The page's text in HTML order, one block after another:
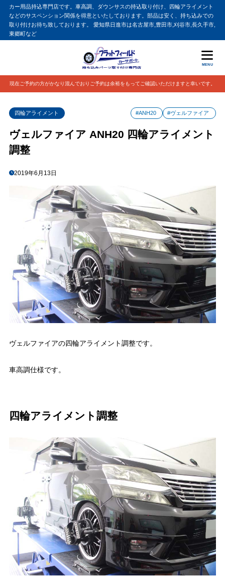
カー用品持込専門店です。車高調、ダウンサスの持込取り付け、四輪アライメント
などのサスペンション関係を得意といたしております。部品は安く、持ち込みでの
取り付けお待ち致しております。 愛知県日進市は名古屋市,豊田市,刈谷市,長久手市,
東郷町など
MENU
現在ご予約の方がかなり混んでおりご予約は余裕をもってご確認いただけますと幸いです。
四輪アライメント #ANH20 #ヴェルファイア
ヴェルファイア ANH20 四輪アライメント
調整
2019年6月13日
ヴェルファイアの四輪アライメント調整です。
車高調仕様です。
四輪アライメント調整